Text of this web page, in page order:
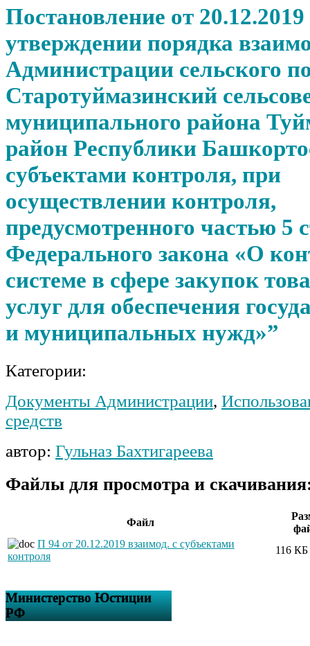
Постановление от
утверждении порядка
Администрации сельского
Старотуймазинский
муниципального района
район Республики
субъектами контроля, при
осуществлении контроля,
предусмотренного частью 5
Федерального закона «О
системе в сфере закупок
услуг для обеспечения
и муниципальных нужд»”
Категории:
Документы Администрации,
средств
автор: Гульназ Бахтигареева
Файлы для просмотра и
Файл
П 94 от 20.12.2019 взаимод. с субъектами
контроля
116 КБ
Министерство Юстиции
РФ